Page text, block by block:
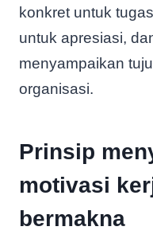
konkret untuk
untuk apresiasi,
menyampaikan
organisasi.
Prinsip
motivasi
bermakna